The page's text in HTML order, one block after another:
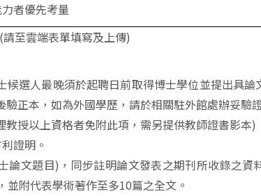
者優先考量
至雲端表單填寫及上傳)
候選人最晚須於起聘日前取得博士學位並提出具
正本，如為外國學歷，請於相關駐外館處辦妥驗證
教授以上資格者免附此項，需另提供教師證書影本)
證明。
論文題目)，同步註明論文發表之期刊所收錄之資
並附代表學術著作至多10篇之全文。